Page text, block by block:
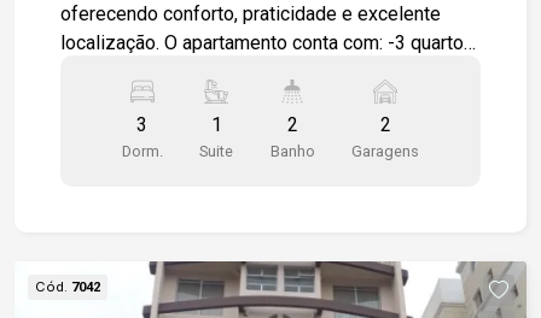
oferecendo conforto, praticidade e excelente
localização. O apartamento conta com: -3 quartos,
e rack para TV -Varanda gourmet -Cozinha
modulada -Área de serviço -Banheiro social com
box em vidro e gabinete -Armários modulados
completa: -Piscina -Salão de festas -Academia -
Quadra poliesportiva -2 churrasqueiras coletivas
3
Dorm.
1
Suite
2
Banho
2
Garagens
Cód. 7042